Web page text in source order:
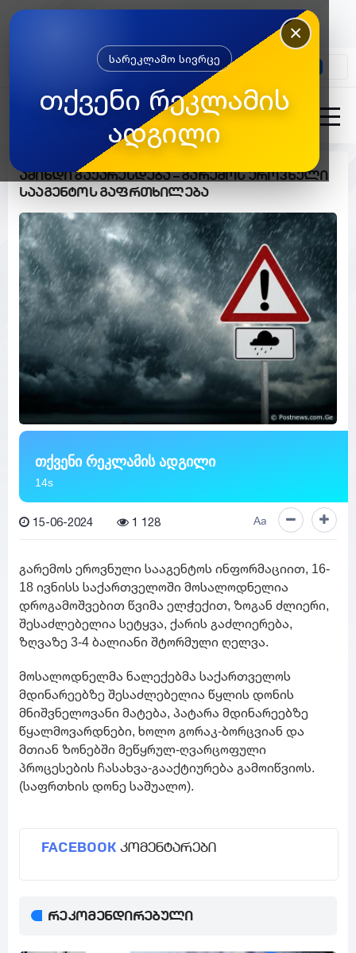
×
სარეკლამო სივრცე
თქვენი რეკლამის
ადგილი
კონტაქტი
ამინდი გაუარესდება – გარემოს ეროვნული
სააგენტოს გაფრთხილება
თქვენი რეკლამის ადგილი
13s
15-06-2024 1 128 Aa
გარემოს ეროვნული სააგენტოს ინფორმაციით, 16-
18 ივნისს საქართველოში მოსალოდნელია
დროგამოშვებით წვიმა ელჭექით, ზოგან ძლიერი,
შესაძლებელია სეტყვა, ქარის გაძლიერება,
ზღვაზე 3-4 ბალიანი შტორმული ღელვა.
მოსალოდნელმა ნალექებმა საქართველოს
მდინარეებზე შესაძლებელია წყლის დონის
მნიშვნელოვანი მატება, პატარა მდინარეებზე
წყალმოვარდნები, ხოლო გორაკ-ბორცვიან და
მთიან ზონებში მეწყრულ-ღვარცოფული
პროცესების ჩასახვა-გააქტიურება გამოიწვიოს.
(საფრთხის დონე საშუალო).
FACEBOOK კომენტარები
რეკომენდირებული